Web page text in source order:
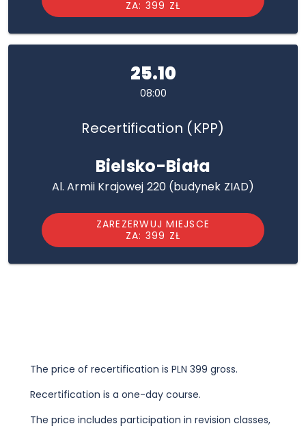
ZA: 399 ZŁ
25.10
08:00
Recertification (KPP)
Bielsko-Biała
Al. Armii Krajowej 220 (budynek ZIAD)
ZAREZERWUJ MIEJSCE
ZA: 399 ZŁ
The price of recertification is PLN 399 gross.
Recertification is a one-day course.
The price includes participation in revision classes,